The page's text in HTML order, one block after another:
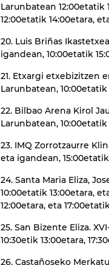
Larunbatean 12:00etatik
12:00etatik 14:00etara,
20. Luis Briñas
igandean, 10:00etatik
21. Etxargi etxebizitzen
Larunbatean,
22. Bilbao Arena Kirol
Larunbatean,
23. IMQ Zorrotzaurre
eta igandean,
24. Santa Maria Eliza,
10:00etatik 13:00etara,
12:00etara, eta
25. San Bizente Eliza.
10:30etik 13:00etara,
26. Castañoseko